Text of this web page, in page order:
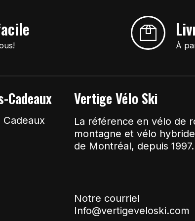
À
Cadeaux
Cadeaux
Vertige Vélo Ski
La référence en vélo de
montagne et vélo
de Montréal, depuis 1997.
Notre courriel
Info@vertigeveloski.com